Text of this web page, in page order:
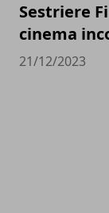
Sestriere
cinema
21/12/2023